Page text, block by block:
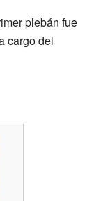
plebán fue
cargo del